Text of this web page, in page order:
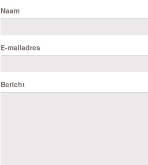
Naam
E-mailadres
Bericht